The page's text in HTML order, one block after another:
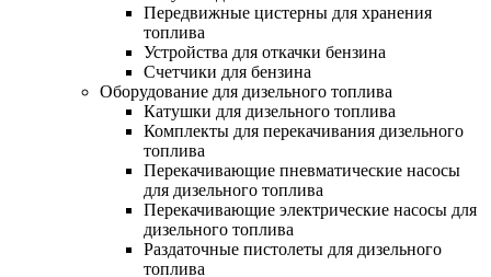
Передвижные цистерны для хранения
топлива
Устройства для откачки бензина
Счетчики для бензина
Оборудование для дизельного топлива
Катушки для дизельного топлива
Комплекты для перекачивания дизельного
топлива
Перекачивающие пневматические насосы
для дизельного топлива
Перекачивающие электрические насосы для
дизельного топлива
Раздаточные пистолеты для дизельного
топлива